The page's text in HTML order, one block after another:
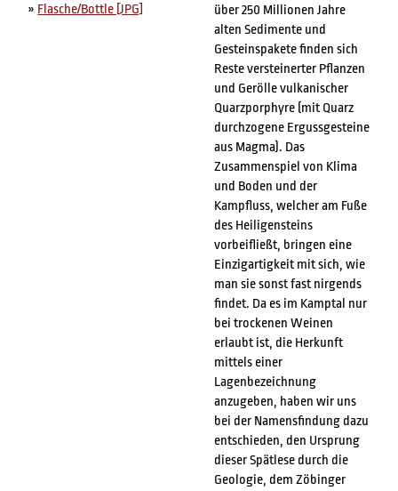
» Flasche/Bottle [JPG]
über 250 Millionen Jahre
alten Sedimente und
Gesteinspakete finden sich
Reste versteinerter Pflanzen
und Gerölle vulkanischer
Quarzporphyre (mit Quarz
durchzogene Ergussgesteine
aus Magma). Das
Zusammenspiel von Klima
und Boden und der
Kampfluss, welcher am Fuße
des Heiligensteins
vorbeifließt, bringen eine
Einzigartigkeit mit sich, wie
man sie sonst fast nirgends
findet. Da es im Kamptal nur
bei trockenen Weinen
erlaubt ist, die Herkunft
mittels einer
Lagenbezeichnung
anzugeben, haben wir uns
bei der Namensfindung dazu
entschieden, den Ursprung
dieser Spätlese durch die
Geologie, dem Zöbinger